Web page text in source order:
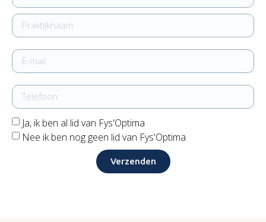
Ja, ik ben al lid van Fys'Optima
Nee ik ben nog geen lid van Fys'Optima
Verzenden